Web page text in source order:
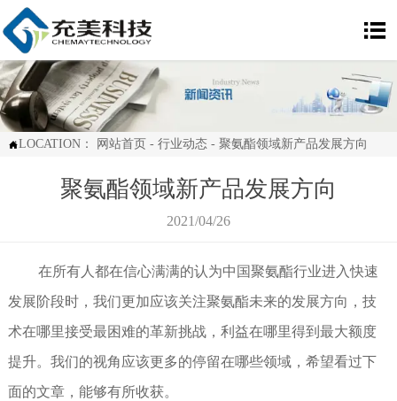

LOCATION： 网站首页 - 行业动态- 聚氨酯领域新产品发展方向
聚氨酯领域新产品发展方向
2021/04/26
在所有人都在信心满满的认为中国聚氨酯行业进入快速
发展阶段时，我们更加应该关注聚氨酯未来的发展方向，技
术在哪里接受最困难的革新挑战，利益在哪里得到最大额度
提升。我们的视角应该更多的停留在哪些领域，希望看过下
面的文章，能够有所收获。